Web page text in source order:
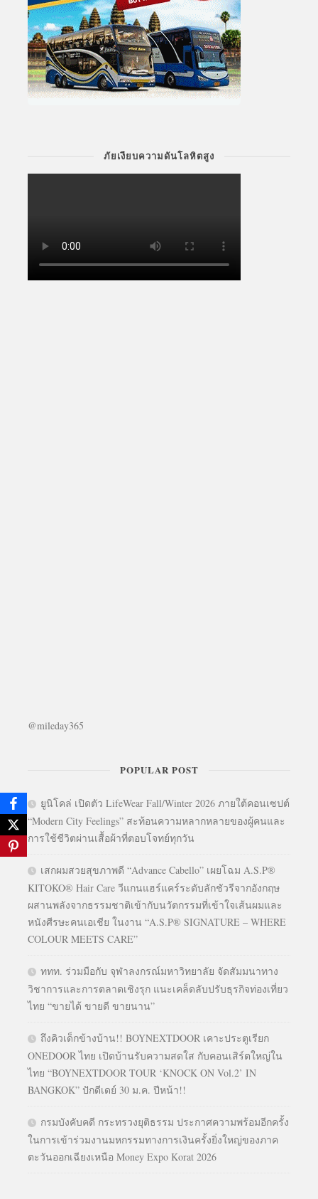
ภัยเงียบความดันโลหิตสูง
@mileday365
POPULAR POST
ยูนิโคล่ เปิดตัว LifeWear Fall/Winter 2026 ภายใต้คอนเซปต์
“Modern City Feelings” สะท้อนความหลากหลายของผู้คนและ
การใช้ชีวิตผ่านเสื้อผ้าที่ตอบโจทย์ทุกวัน
เสกผมสวยสุขภาพดี “Advance Cabello” เผยโฉม A.S.P®
KITOKO® Hair Care วีแกนแฮร์แคร์ระดับลักชัวรีจากอังกฤษ
ผสานพลังจากธรรมชาติเข้ากับนวัตกรรมที่เข้าใจเส้นผมและ
หนังศีรษะคนเอเชีย ในงาน “A.S.P® SIGNATURE – WHERE
COLOUR MEETS CARE”
ททท. ร่วมมือกับ จุฬาลงกรณ์มหาวิทยาลัย จัดสัมมนาทาง
วิชาการและการตลาดเชิงรุก แนะเคล็ดลับปรับธุรกิจท่องเที่ยว
ไทย “ขายได้ ขายดี ขายนาน”
ถึงคิวเด็กข้างบ้าน!! BOYNEXTDOOR เคาะประตูเรียก
ONEDOOR ไทย เปิดบ้านรับความสดใส กับคอนเสิร์ตใหญ่ใน
ไทย “BOYNEXTDOOR TOUR ‘KNOCK ON Vol.2’ IN
BANGKOK” ปักดีเดย์ 30 ม.ค. ปีหน้า!!
กรมบังคับคดี กระทรวงยุติธรรม ประกาศความพร้อมอีกครั้ง
ในการเข้าร่วมงานมหกรรมทางการเงินครั้งยิ่งใหญ่ของภาค
ตะวันออกเฉียงเหนือ Money Expo Korat 2026